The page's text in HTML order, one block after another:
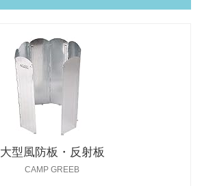
大型風防板・反射板
CAMP GREEB